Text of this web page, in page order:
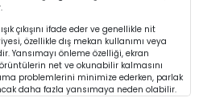
çıkışını ifade eder ve genellikle nit
özellikle dış mekan kullanımı veya
Yansımayı önleme özelliği, ekran
net ve okunabilir kalmasını
problemlerini minimize ederken, parlak
daha fazla yansımaya neden olabilir.